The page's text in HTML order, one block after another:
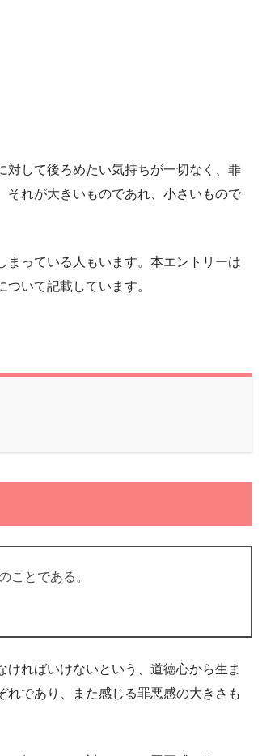
対して後ろめたい気持ちが一切なく、罪
それが大きいものであれ、小さいもので
まっている人もいます。本エントリーは
いて記載しています。
ことである。
ればいけないという、道徳心から生ま
であり、また感じる罪悪感の大きさも